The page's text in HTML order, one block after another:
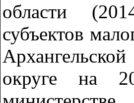
области
субъектов
округе на